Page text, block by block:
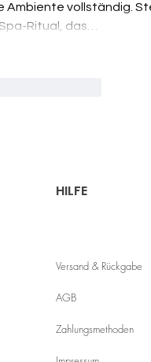
Ambiente vollständig.
Ritual, das…
HILFE
Versand & Rückgabe
AGB
Zahlungsmethoden